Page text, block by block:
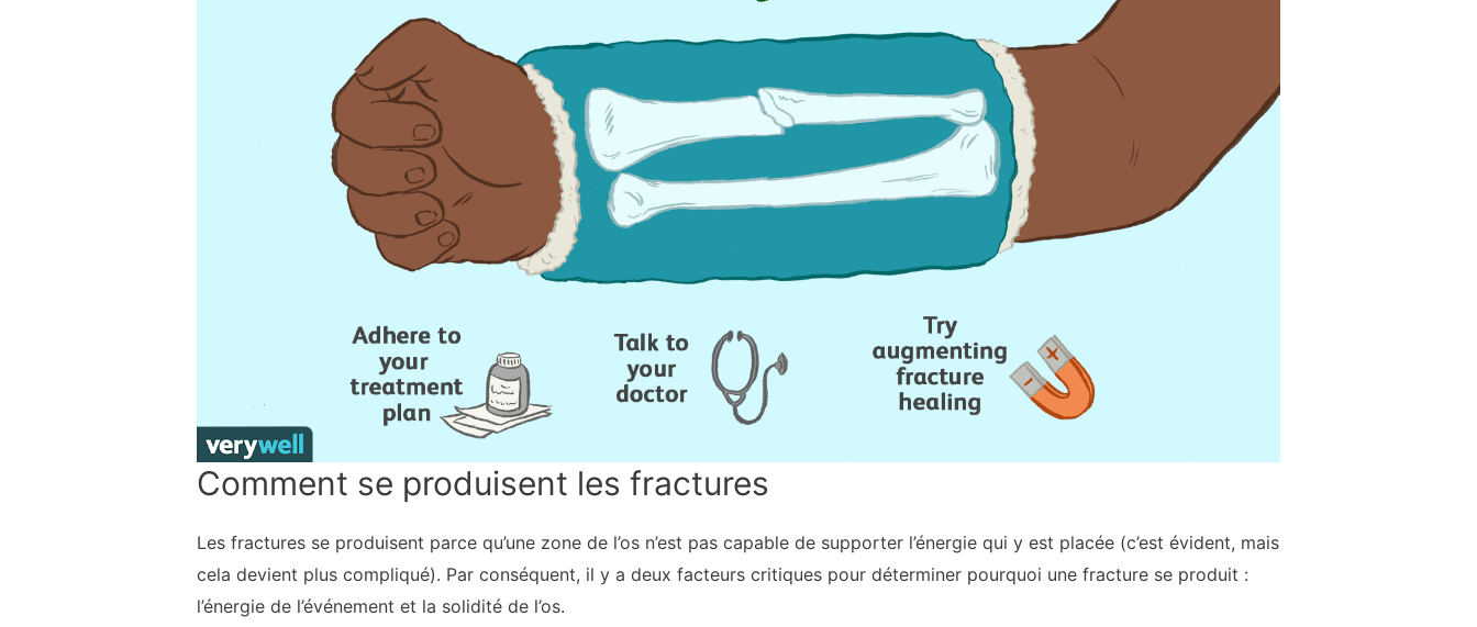
Comment se produisent les fractures
Les fractures se produisent parce qu’une zone de l’os n’est pas capable de supporter l’énergie qui y est placée (c’est évident, mais
cela devient plus compliqué). Par conséquent, il y a deux facteurs critiques pour déterminer pourquoi une fracture se produit :
l’énergie de l’événement et la solidité de l’os.